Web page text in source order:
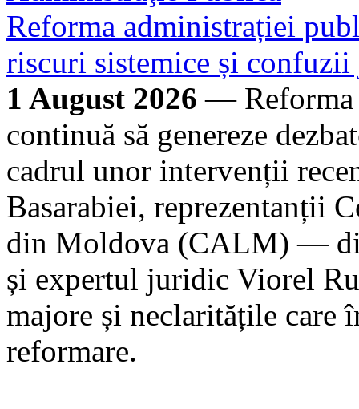
Reforma administrației
riscuri sistemice și
1 August 2026 — Reforma
continuă să genereze
cadrul unor intervenții
Basarabiei, reprezentanții
din Moldova (CALM) —
și expertul juridic Viorel
majore și neclaritățile care
reformare.